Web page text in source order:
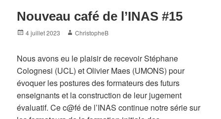
Nouveau café de l’INAS #15
Posted
4 juillet 2023 Author
ChristopheB
Nous avons eu le plaisir de recevoir Stéphane
Colognesi (UCL) et Olivier Maes (UMONS) pour
évoquer les postures des formateurs des futurs
enseignants et la construction de leur jugement
évaluatif. Ce c@fé de l’INAS continue notre série sur